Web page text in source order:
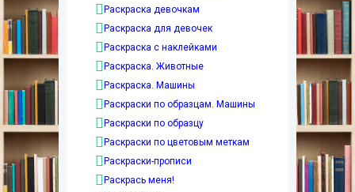
Раскраска девочкам
Раскраска для девочек
Раскраска с наклейками
Раскраска. Животные
Раскраска. Машины
Раскраски по образцам. Машины
Раскраски по образцу
Раскраски по цветовым меткам
Раскраски-прописи
Раскрась меня!